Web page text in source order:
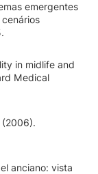
emergentes
in midlife and
Medical
(2006).
anciano: vista